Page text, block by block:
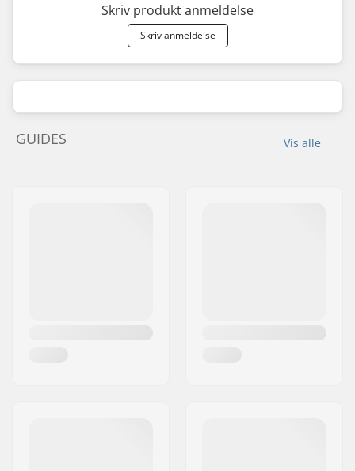
Skriv produkt anmeldelse
Skriv anmeldelse
Vis alle
GUIDES